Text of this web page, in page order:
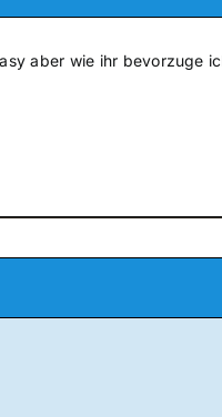
aber wie ihr bevorzuge